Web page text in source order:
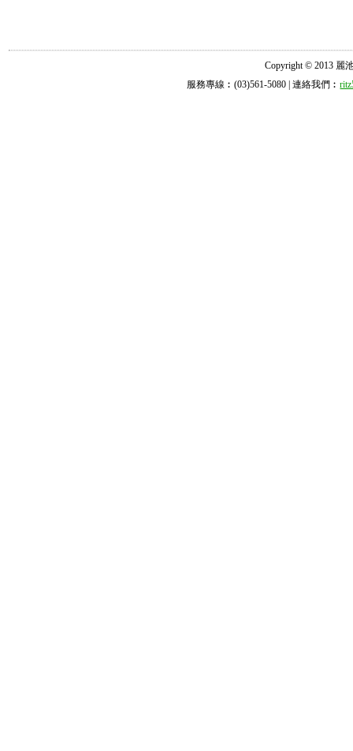
Copyright © 2013 麗
服務專線︰(03)561-5080 | 連絡我們︰